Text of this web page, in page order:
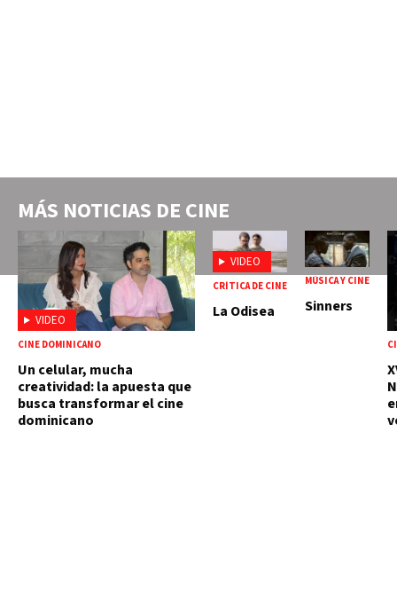
MÁS NOTICIAS DE CINE
VIDEO
CINE DOMINICANO
Un celular, mucha
creatividad: la apuesta que
busca transformar el cine
dominicano
VIDEO
CRÍTICA DE CINE
La Odisea
MÚSICA Y CINE
Sinners